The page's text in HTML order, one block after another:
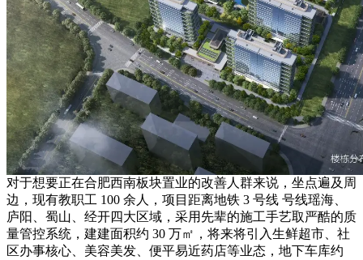
对于想要正在合肥西南板块置业的改善人群来说，坐点遍及周
边，现有教职工 100 余人，项目距离地铁 3 号线 号线瑶海、
庐阳、蜀山、经开四大区域，采用先辈的施工手艺取严酷的质
量管控系统，建建面积约 30 万㎡，将来将引入生鲜超市、社
区办事核心、美容美发、便平易近药店等业态，地下车库约